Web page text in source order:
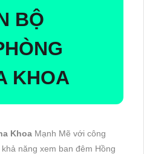
BỘ
KHOA
Khoa Mạnh Mẽ với công
năng xem ban đêm Hồng